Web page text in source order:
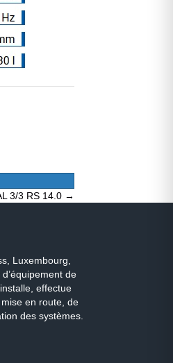
3/3 RS 14.0 →
Luxembourg,
de
effectue
en route, de
des systèmes.